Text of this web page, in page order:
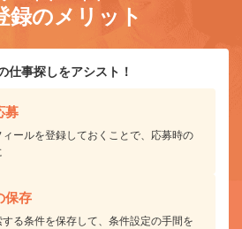
録のメリット
仕事探しをアシスト！
募
ールを登録しておくことで、応募時の
保存
る条件を保存して、条件設定の手間を